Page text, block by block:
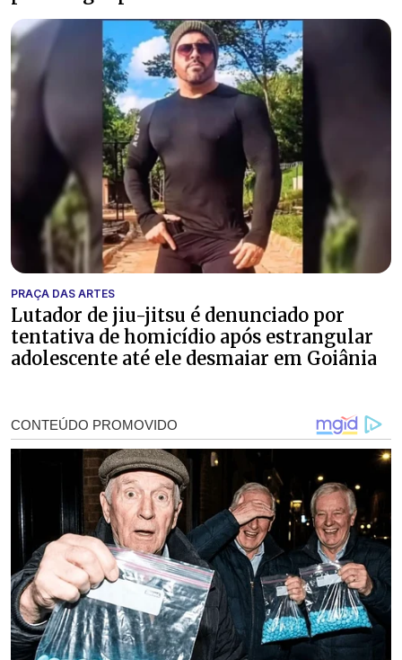
PRAÇA DAS ARTES
Lutador de jiu-jitsu é denunciado por
tentativa de homicídio após estrangular
adolescente até ele desmaiar em Goiânia